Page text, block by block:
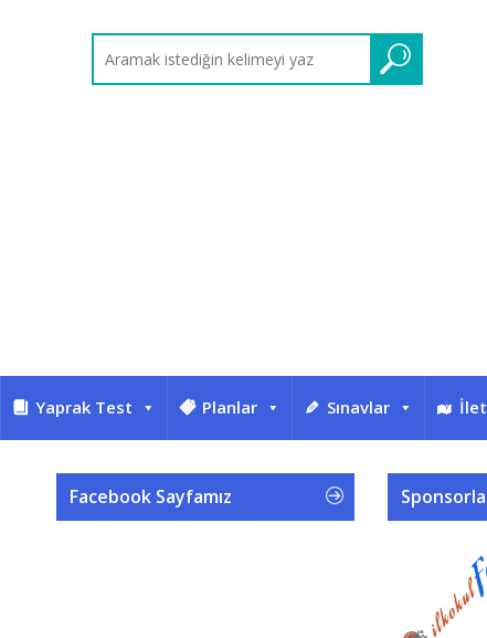
Yaprak Test Planlar Sınavlar
Facebook Sayfamız